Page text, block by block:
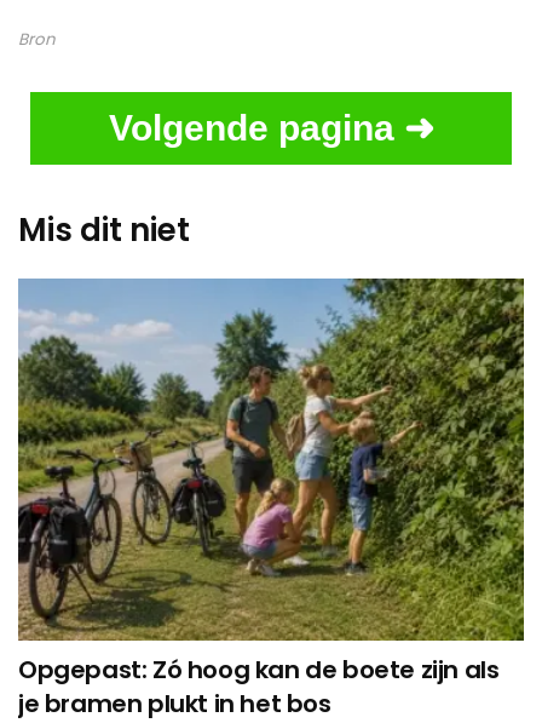
Bron
Volgende pagina ➜
Mis dit niet
Opgepast: Zó hoog kan de boete zijn als
je bramen plukt in het bos